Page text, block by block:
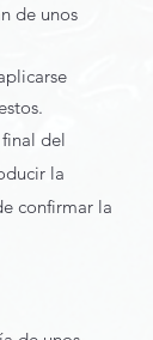
de unos
del
la
confirmar la